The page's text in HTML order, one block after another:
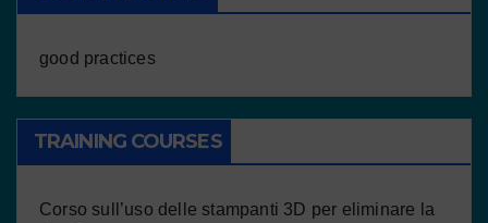
good practices
TRAINING COURSES
Corso sull’uso delle stampanti 3D per eliminare la